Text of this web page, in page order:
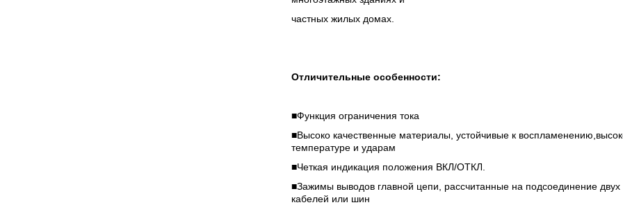
частных жилых домах.
Отличительные особенности:
■Функция ограничения тока
■Высоко качественные материалы, устойчивые к
температуре и ударам
■Четкая индикация положения ВКЛ/ОТКЛ.
■Зажимы выводов главной цепи, рассчитанные на подсоединение двух
кабелей или шин